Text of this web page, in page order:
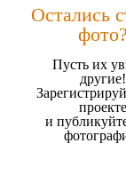
Остались
Пусть их
другие!
проекте
и